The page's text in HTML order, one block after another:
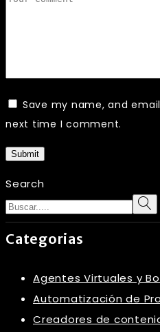
Save my name, and
next time I comment.
Submit
Search
Categorias
Agentes Virtuales y
Automatización de
Creadores de